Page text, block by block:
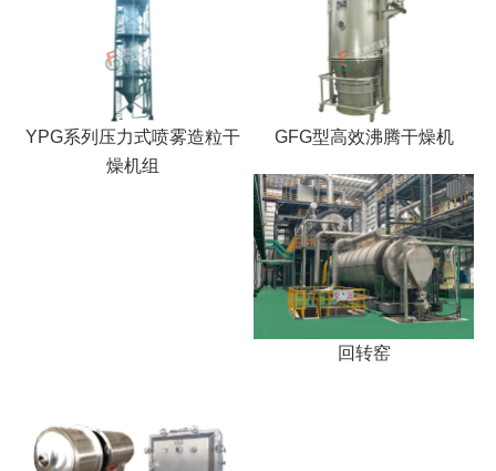
YPG系列压力式喷雾造粒干
燥机组
GFG型高效沸腾干燥机
回转窑